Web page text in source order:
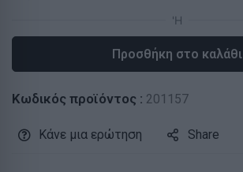
Προσθήκη στο καλάθι
Κωδικός προϊόντος : 201157
Κάνε μια ερώτηση Share